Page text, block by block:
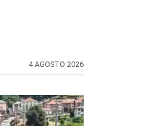
4 AGOSTO 2026